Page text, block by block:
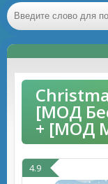
[МОД
+ [МОД
4.9